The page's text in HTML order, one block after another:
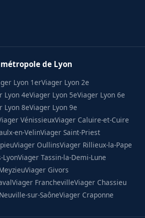
de Lyon
Lyon 1erViager Lyon 2e
Lyon 4eViager Lyon 5eViager Lyon 6e
Lyon 8eViager Lyon 9e
VénissieuxViager Caluire-et-Cuire
en-VelinViager Saint-Priest
Viager OullinsViager Rillieux-la-Pape
LyonViager Tassin-la-Demi-Lune
Viager Givors
Viager FranchevilleViager Chassieu
sur-SaôneViager Craponne